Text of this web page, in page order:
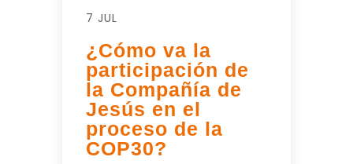
7 JUL
¿Cómo va la
participación de
la Compañía de
Jesús en el
proceso de la
COP30?